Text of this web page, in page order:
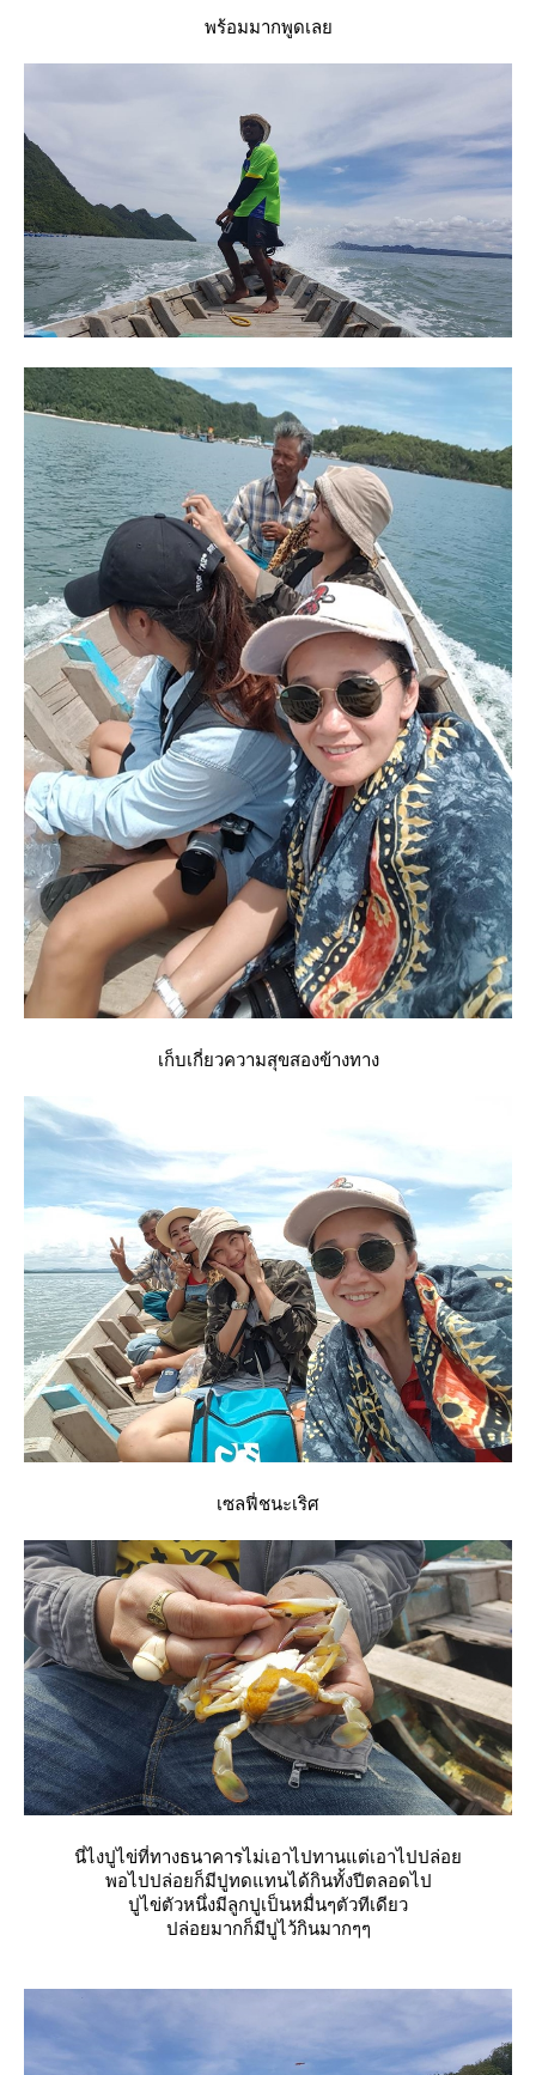
พร้อมมากพูดเล
เก็บเกี่ยวความสุขสองข้างทาง
เซลฟี่ชนะเริศ
นี่ไงปูไข่ที่ทางธนาคารไม่เอาไปทานแต่เอาไปปล่อ
พอไปปล่อยก็มีปูทดแทนได้กินทั้งปีตลอดไป
ปูไข่ตัวหนึ่งมีลูกปูเป็นหมื่นๆตัวทีเดียว
ปล่อยมากก็มีปูไว้กินมากๆๆ